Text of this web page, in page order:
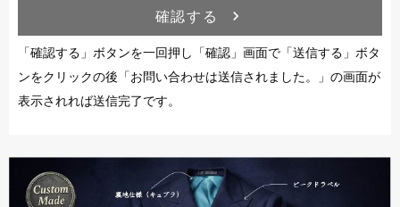
確認する
navigate_next
「確認する」ボタンを一回押し「確認」画面で「送信する」ボタ
ンをクリックの後「お問い合わせは送信されました。」の画面が
表示されれば送信完了です。